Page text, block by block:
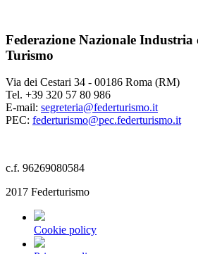
Federazione Nazionale Industria
Turismo
Via dei Cestari 34 - 00186 Roma (RM)
Tel. +39 320 57 80 986
E-mail: segreteria@federturismo.it
PEC: federturismo@pec.federturismo.it
c.f. 96269080584
2017 Federturismo
Cookie policy